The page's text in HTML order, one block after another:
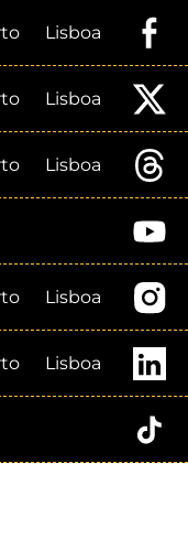
Lisboa
Lisboa
Lisboa
Lisboa
Lisboa